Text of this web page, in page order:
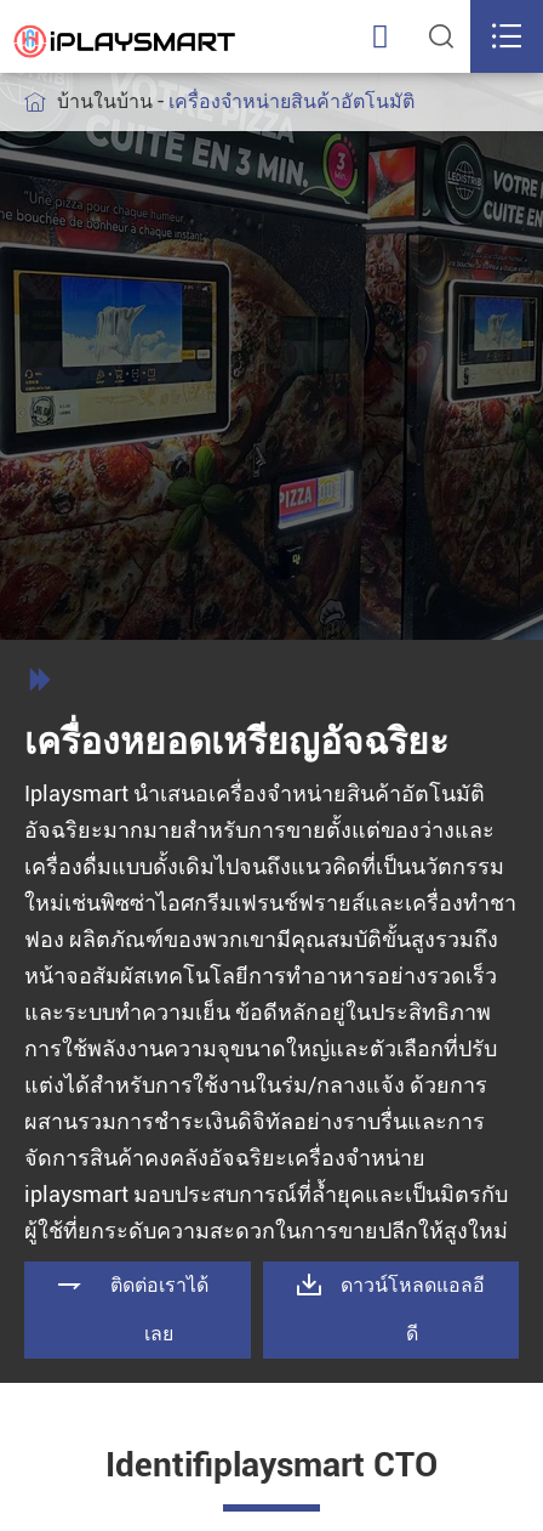
  
 บ้านในบ้าน เครื่องจำหน่ายสินค้าอัตโนมัติ

เครื่องหยอดเหรียญอัจฉริยะ
Iplaysmart นำเสนอเครื่องจำหน่ายสินค้าอัตโนมัติ
อัจฉริยะมากมายสำหรับการขายตั้งแต่ของว่างและ
เครื่องดื่มแบบดั้งเดิมไปจนถึงแนวคิดที่เป็นนวัตกรรม
ใหม่เช่นพิซซ่าไอศกรีมเฟรนช์ฟรายส์และเครื่องทำชา
ฟอง ผลิตภัณฑ์ของพวกเขามีคุณสมบัติขั้นสูงรวมถึง
หน้าจอสัมผัสเทคโนโลยีการทำอาหารอย่างรวดเร็ว
และระบบทำความเย็น ข้อดีหลักอยู่ในประสิทธิภาพ
การใช้พลังงานความจุขนาดใหญ่และตัวเลือกที่ปรับ
แต่งได้สำหรับการใช้งานในร่ม/กลางแจ้ง ด้วยการ
ผสานรวมการชำระเงินดิจิทัลอย่างราบรื่นและการ
จัดการสินค้าคงคลังอัจฉริยะเครื่องจำหน่าย
iplaysmart มอบประสบการณ์ที่ล้ำยุคและเป็นมิตรกับ
ผู้ใช้ที่ยกระดับความสะดวกในการขายปลีกให้สูงใหม่
 ติดต่อเราได้
เลย
 ดาวน์โหลดแอลอี
ดี
Identifiplaysmart CTO